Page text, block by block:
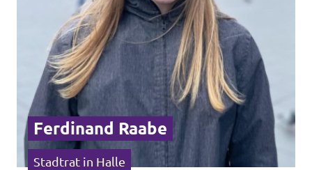
Ferdinand Raabe
Stadtrat in Halle